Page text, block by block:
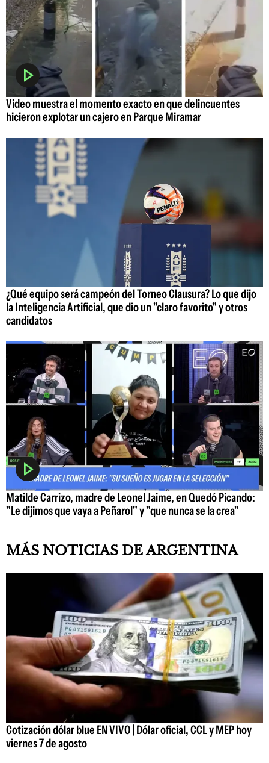
Video muestra el momento exacto en que delincuentes
hicieron explotar un cajero en Parque Miramar
¿Qué equipo será campeón del Torneo Clausura? Lo que dijo
la Inteligencia Artificial, que dio un "claro favorito" y otros
candidatos
Matilde Carrizo, madre de Leonel Jaime, en Quedó Picando:
"Le dijimos que vaya a Peñarol" y "que nunca se la crea"
MÁS NOTICIAS DE ARGENTINA
Cotización dólar blue EN VIVO | Dólar oficial, CCL y MEP hoy
viernes 7 de agosto